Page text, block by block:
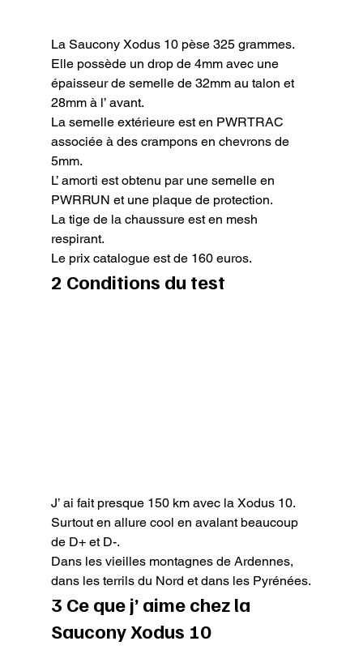
La Saucony Xodus 10 pèse 325 grammes.
Elle possède un drop de 4mm avec une
épaisseur de semelle de 32mm au talon et
28mm à l’ avant.
La semelle extérieure est en PWRTRAC
associée à des crampons en chevrons de
5mm.
L’ amorti est obtenu par une semelle en
PWRRUN et une plaque de protection.
La tige de la chaussure est en mesh
respirant.
Le prix catalogue est de 160 euros.
2 Conditions du test
J’ ai fait presque 150 km avec la Xodus 10.
Surtout en allure cool en avalant beaucoup
de D+ et D-.
Dans les vieilles montagnes de Ardennes,
dans les terrils du Nord et dans les Pyrénées.
3 Ce que j’ aime chez la
Saucony Xodus 10